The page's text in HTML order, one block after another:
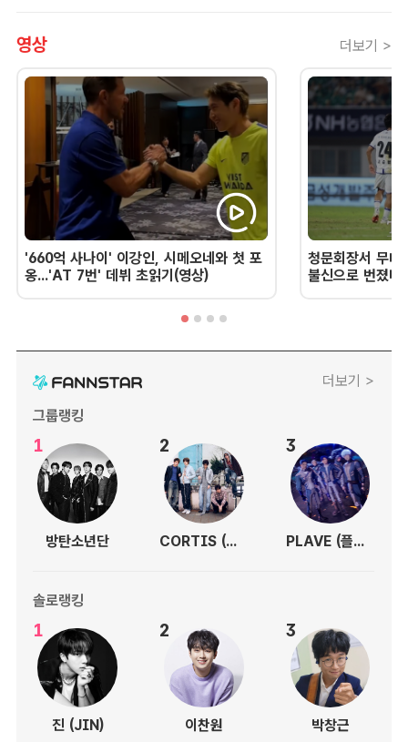
영상 더보기 >
'660억 사나이' 이강인, 시메오네와 첫 포
옹...'AT 7번' 데뷔 초읽기(영상)
청문회장서 무너
불신으로 번졌
더보기 >
그룹랭킹
1
방탄소년단
2
CORTIS (코르티스)
3
PLAVE (플레이브)
솔로랭킹
1
진 (JIN)
2
이찬원
3
박창근